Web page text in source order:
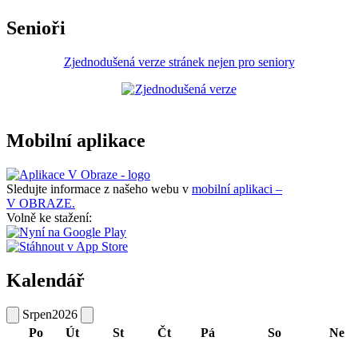
Senioři
Zjednodušená verze stránek nejen pro seniory
Mobilní aplikace
Sledujte informace z našeho webu v mobilní aplikaci –
V OBRAZE.
Volně ke stažení:
Kalendář
Srpen2026
Po
Út St Čt Pá So Ne